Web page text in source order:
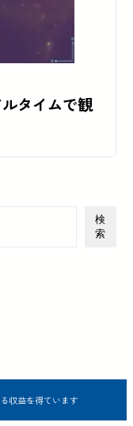
タイムで観
検
索
収益を得ています